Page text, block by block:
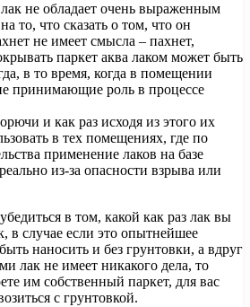
лак не обладает очень выраженным
то, что сказать о том, что он
не имеет смысла – пахнет,
паркет аква лаком может быть
в то время, когда в помещении
принимающие роль в процессе
и как раз исходя из этого их
в тех помещениях, где по
применение лаков на базе
из-за опасности взрыва или
в том, какой как раз лак вы
в случае если это опытнейшее
наносить и без грунтовки, а вдруг
лак не имеет никакого дела, то
им собственный паркет, для вас
с грунтовкой.